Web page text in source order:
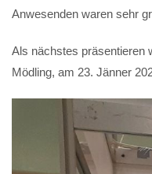
Anwesenden waren sehr
Als nächstes präsentieren
Mödling, am 23. Jänner